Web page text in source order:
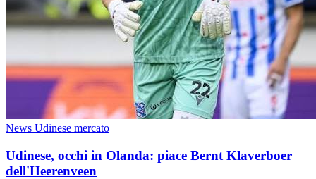
News Udinese mercato
Udinese, occhi in Olanda: piace Bernt Klaverboer
dell'Heerenveen